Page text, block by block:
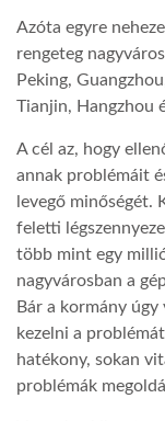
GLOBOBOOK
Azóta egyre
rengeteg
Peking,
Tianjin, Hangzhou
A cél az, hogy
annak problémáit
levegő minőségét.
feletti
több mint egy
nagyvárosban a
Bár a kormány úgy
kezelni a
hatékony, sokan
problémák